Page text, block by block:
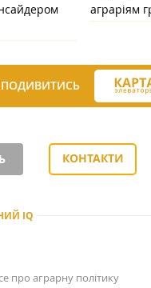
аграріям
ПОДИВИТИСЬ
КОНТАКТИ
IQ
про аграрну політику